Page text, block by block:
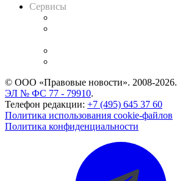
Сервисы
© ООО «Правовые новости». 2008-2026.
ЭЛ № ФС 77 - 79910.
Телефон редакции: +7 (495) 645 37 60
Политика использования cookie-файлов
Политика конфиденциальности